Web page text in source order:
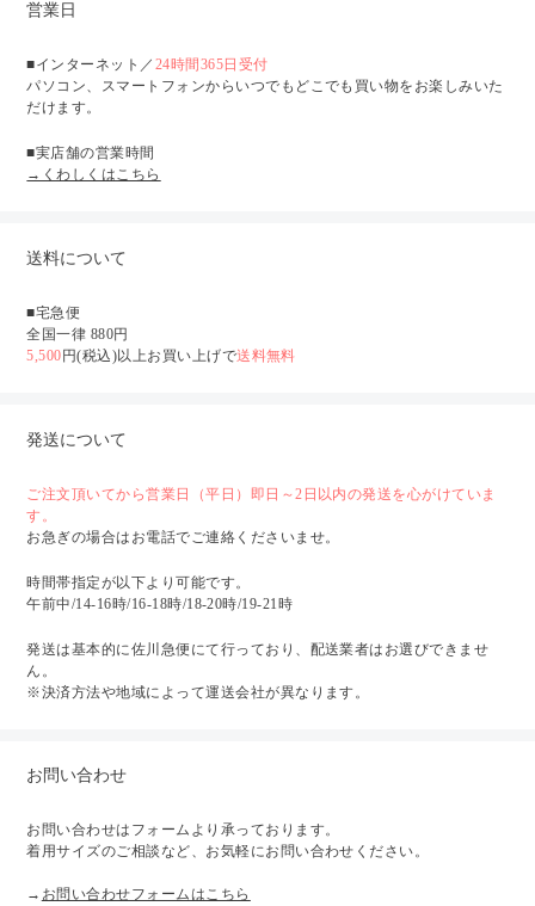
営業日
■インターネット／ 24時間365日受付
パソコン、スマートフォンからいつでもどこでも買い物をお楽しみいた
だけます。
■実店舗の営業時間
→くわしくはこちら
送料について
■宅急便
全国一律 880円
5,500円(税込)以上お買い上げで送料無料
発送について
ご注文頂いてから営業日（平日）即日～2日以内の発送を心がけていま
す。
お急ぎの場合はお電話でご連絡くださいませ。
時間帯指定が以下より可能です。
午前中/14-16時/16-18時/18-20時/19-21時
発送は基本的に佐川急便にて行っており、配送業者はお選びできませ
ん。
※決済方法や地域によって運送会社が異なります。
お問い合わせ
お問い合わせはフォームより承っております。
着用サイズのご相談など、お気軽にお問い合わせください。
→ お問い合わせフォームはこちら